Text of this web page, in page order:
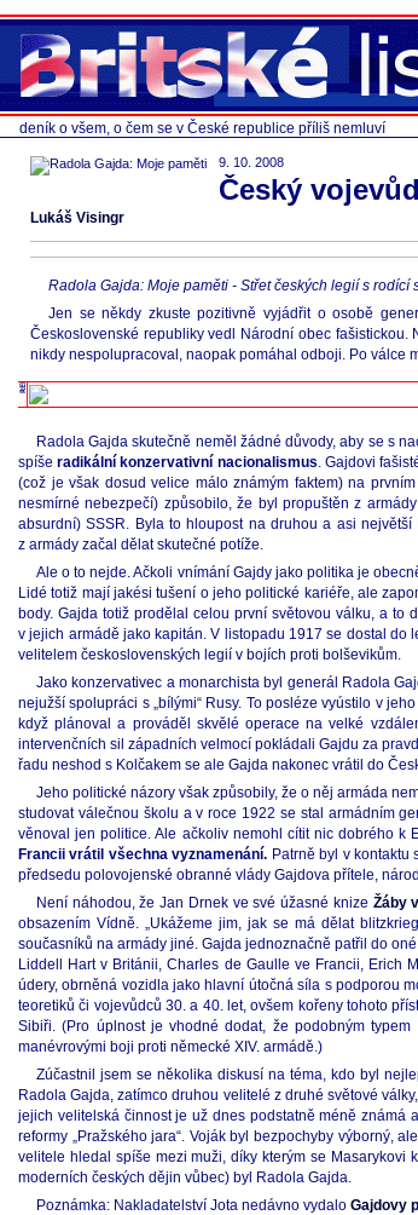
deník o všem, o čem se v České republice příliš nemluví
9. 10. 2008
Český
Lukáš Visingr
Radola Gajda: Moje paměti - Střet českých legií s
Jen se někdy zkuste pozitivně vyjádřit o osobě
Československé republiky vedl Národní obec
nikdy nespolupracoval, naopak pomáhal odboji. Po válce
Radola Gajda skutečně neměl žádné důvody, aby se s
spíšeradikální konzervativní nacionalismus. Gajdovi
(což je však dosud velice málo známým faktem) na
nesmírné nebezpečí) způsobilo, že byl propuštěn z
absurdní) SSSR. Byla to hloupost na druhou a asi
z armády začal dělat skutečné potíže.
Ale o to nejde. Ačkoli vnímání Gajdy jako politika je
Lidé totiž mají jakési tušení o jeho politické kariéře, ale
body. Gajda totiž prodělal celou první světovou válku, a
v jejich armádě jako kapitán. V listopadu 1917 se dostal do
velitelem československých legií v bojích proti bolševikům.
Jako konzervativec a monarchista byl generál Radola
nejužší spolupráci s „bílými“ Rusy. To posléze vyústilo v
když plánoval a prováděl skvělé operace na velké
intervenčních sil západních velmocí pokládali Gajdu za
řadu neshod s Kolčakem se ale Gajda nakonec vrátil do
Jeho politické názory však způsobily, že o něj armáda
studovat válečnou školu a v roce 1922 se stal armádním
věnoval jen politice. Ale ačkoliv nemohl cítit nic dobrého
Francii vrátil všechna vyznamenání. Patrně byl v
předsedu polovojenské obranné vlády Gajdova přítele,
Není náhodou, že Jan Drnek ve své úžasné knize Žáby
obsazením Vídně. „Ukážeme jim, jak se má dělat
současníků na armády jiné. Gajda jednoznačně patřil do
Liddell Hart v Británii, Charles de Gaulle ve Francii, Erich
údery, obrněná vozidla jako hlavní útočná síla s podporou
teoretiků či vojevůdců 30. a 40. let, ovšem kořeny tohoto
Sibiři. (Pro úplnost je vhodné dodat, že podobným
manévrovými boji proti německé XIV. armádě.)
Zúčastnil jsem se několika diskusí na téma, kdo byl
Radola Gajda, zatímco druhou velitelé z druhé světové
jejich velitelská činnost je už dnes podstatně méně známá
reformy „Pražského jara“. Voják byl bezpochyby výborný,
velitele hledal spíše mezi muži, díky kterým se Masarykovi
moderních českých dějin vůbec) byl Radola Gajda.
Poznámka: Nakladatelství Jota nedávno vydalo Gajdovy